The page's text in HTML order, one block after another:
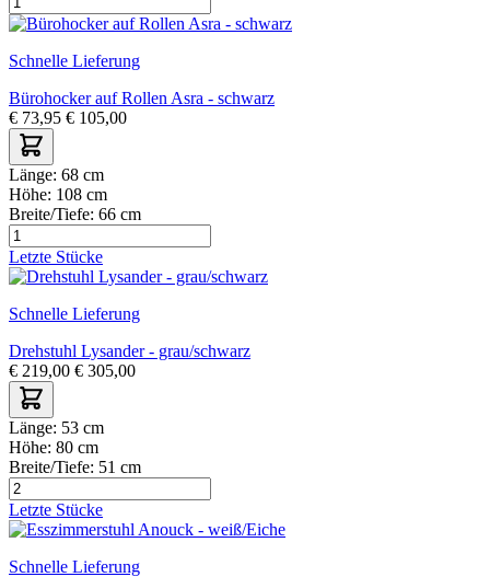
Schnelle Lieferung
Bürohocker auf Rollen Asra - schwarz
€ 73,95 € 105,00
Länge: 68 cm
Höhe: 108 cm
Breite/Tiefe: 66 cm
Letzte Stücke
Schnelle Lieferung
Drehstuhl Lysander - grau/schwarz
€ 219,00 € 305,00
Länge: 53 cm
Höhe: 80 cm
Breite/Tiefe: 51 cm
Letzte Stücke
Schnelle Lieferung